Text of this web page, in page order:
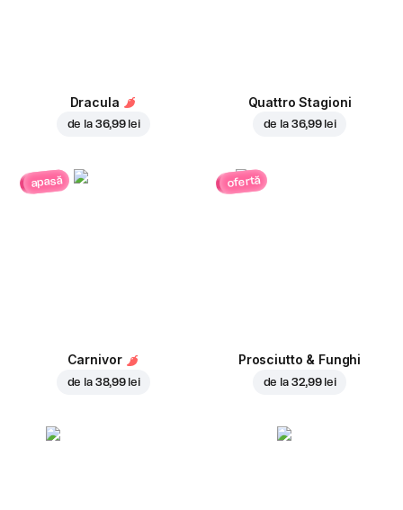
Dracula
de la 36,99 lei
Quattro Stagioni
de la 36,99 lei
apasă
Carnivor
de la 38,99 lei
ofertă
Prosciutto & Funghi
de la 32,99 lei